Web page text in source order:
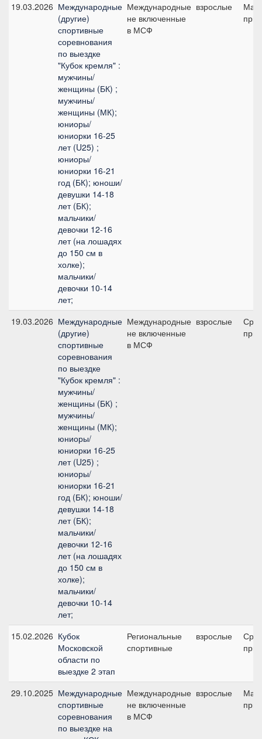
19.03.2026 Международные
(другие)
спортивные
соревнования
по выездке
"Кубок кремля" :
мужчины/
женщины (БК) ;
мужчины/
женщины (МК);
юниоры/
юниорки 16-25
лет (U25) ;
юниоры/
юниорки 16-21
год (БК); юноши/
девушки 14-18
лет (БК);
мальчики/
девочки 12-16
лет (на лошадях
до 150 см в
холке);
мальчики/
девочки 10-14
лет;
Международные
не включенные
в МСФ
взрослые
приз
19.03.2026 Международные
(другие)
спортивные
соревнования
по выездке
"Кубок кремля" :
мужчины/
женщины (БК) ;
мужчины/
женщины (МК);
юниоры/
юниорки 16-25
лет (U25) ;
юниоры/
юниорки 16-21
год (БК); юноши/
девушки 14-18
лет (БК);
мальчики/
девочки 12-16
лет (на лошадях
до 150 см в
холке);
мальчики/
девочки 10-14
лет;
Международные
не включенные
в МСФ
взрослые
15.02.2026 Кубок
Московской
области по
выездке 2 этап
Региональные
спортивные
взрослые
29.10.2025 Международные
спортивные
соревнования
по выездке на
Международные
не включенные
в МСФ
взрослые
приз